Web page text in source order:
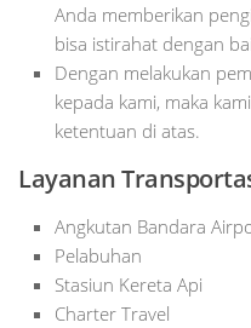
Anda memberikan
bisa istirahat dengan
Dengan melakukan
kepada kami, maka
ketentuan di atas.
Layanan
Angkutan Bandara
Pelabuhan
Stasiun Kereta Api
Charter Travel